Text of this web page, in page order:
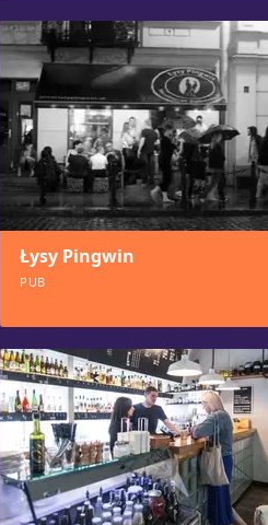
Łysy Pingwin
PUB